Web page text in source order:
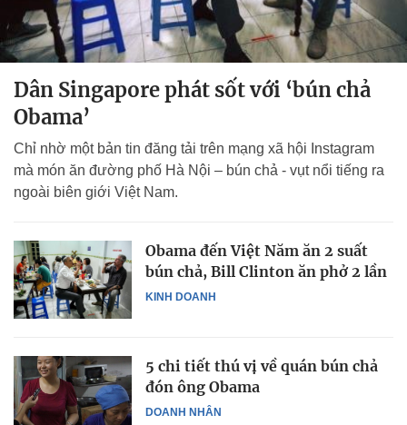
Dân Singapore phát sốt với ‘bún chả
Obama’
Chỉ nhờ một bản tin đăng tải trên mạng xã hội Instagram
mà món ăn đường phố Hà Nội – bún chả - vụt nổi tiếng ra
ngoài biên giới Việt Nam.
KINH DOANH
Obama đến Việt Năm ăn 2 suất
bún chả, Bill Clinton ăn phở 2 lần
DOANH NHÂN
5 chi tiết thú vị về quán bún chả
đón ông Obama